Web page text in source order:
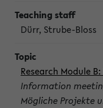
Dürr, Strube-Bloss
Research Module
Information
Mögliche Projekte